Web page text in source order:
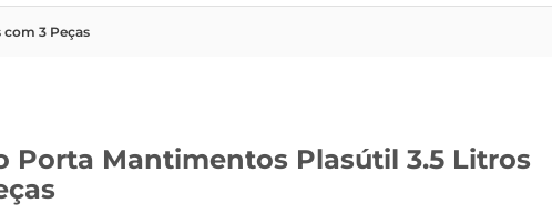
3 Peças
Porta Mantimentos Plasútil 3.5 Litros